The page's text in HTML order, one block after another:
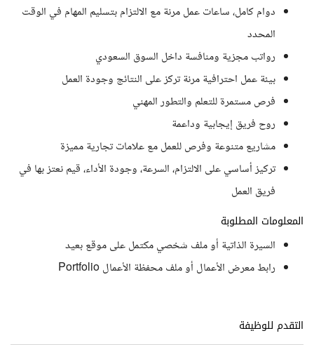
دوام كامل، ساعات عمل مرنة مع الالتزام بتسليم المهام في الوقت
المحدد
رواتب مجزية ومنافسة داخل السوق السعودي
بيئة عمل احترافية مرنة تركز على النتائج وجودة العمل
فرص مستمرة للتعلم والتطور المهني
روح فريق إيجابية وداعمة
مشاريع متنوعة وفرص للعمل مع علامات تجارية مميزة
تركيز أساسي على الالتزام، السرعة، وجودة الأداء، قيم نعتز بها في
فريق العمل
المعلومات المطلوبة
السيرة الذاتية أو ملف شخصي مكتمل على موقع بعيد
رابط معرض الأعمال أو ملف محفظة الأعمال Portfolio
التقدم للوظيفة